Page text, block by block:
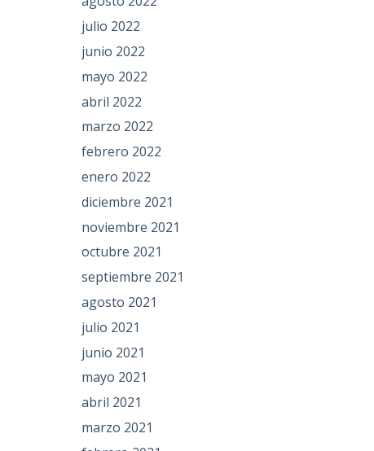
julio 2022
junio 2022
mayo 2022
abril 2022
marzo 2022
febrero 2022
enero 2022
diciembre 2021
noviembre 2021
octubre 2021
septiembre 2021
agosto 2021
julio 2021
junio 2021
mayo 2021
abril 2021
marzo 2021